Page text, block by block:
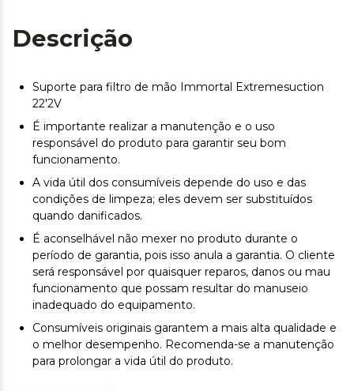
Descrição
Suporte para filtro de mão Immortal Extremesuction
22'2V
É importante realizar a manutenção e o uso
responsável do produto para garantir seu bom
funcionamento.
A vida útil dos consumíveis depende do uso e das
condições de limpeza; eles devem ser substituídos
quando danificados.
É aconselhável não mexer no produto durante o
período de garantia, pois isso anula a garantia. O cliente
será responsável por quaisquer reparos, danos ou mau
funcionamento que possam resultar do manuseio
inadequado do equipamento.
Consumíveis originais garantem a mais alta qualidade e
o melhor desempenho. Recomenda-se a manutenção
para prolongar a vida útil do produto.